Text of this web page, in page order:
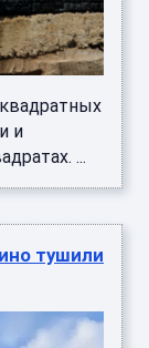
и
...
тушили